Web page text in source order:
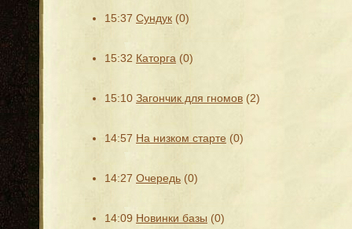
15:37 Сундук (0)
15:32 Каторга (0)
15:10 Загончик для гномов (2)
14:57 На низком старте (0)
14:27 Очередь (0)
14:09 Новинки базы (0)